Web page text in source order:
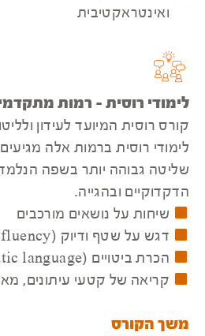
ואינטראקטיבית
לימודי רוסית - רמות
קורס רוסית המיועד לעידון
לימודי רוסית ברמות אלה
שליטה גבוהה יותר בשפה
הדקדוקיים ובהגייה.
שיחות על נושאים מורכבים
דגש על שטף ודיוק (accuracy and fluency)
הכרת ביטויים (idiomatic language)
קריאה של קטעי עיתונים,
משך הקורס